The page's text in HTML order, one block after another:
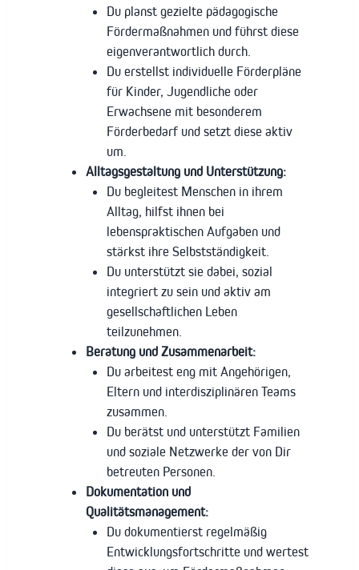
Du planst gezielte pädagogische
Fördermaßnahmen und führst diese
eigenverantwortlich durch.
Du erstellst individuelle Förderpläne
für Kinder, Jugendliche oder
Erwachsene mit besonderem
Förderbedarf und setzt diese aktiv
um.
Alltagsgestaltung und Unterstützung:
Du begleitest Menschen in ihrem
Alltag, hilfst ihnen bei
lebenspraktischen Aufgaben und
stärkst ihre Selbstständigkeit.
Du unterstützt sie dabei, sozial
integriert zu sein und aktiv am
gesellschaftlichen Leben
teilzunehmen.
Beratung und Zusammenarbeit:
Du arbeitest eng mit Angehörigen,
Eltern und interdisziplinären Teams
zusammen.
Du berätst und unterstützt Familien
und soziale Netzwerke der von Dir
betreuten Personen.
Dokumentation und
Qualitätsmanagement:
Du dokumentierst regelmäßig
Entwicklungsfortschritte und wertest